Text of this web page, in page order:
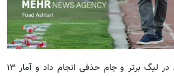
پرسپولیس تحت هدایت او ۱۷ بازی در لیگ برتر و جام حذفی انجام داد و آمار ۱۳